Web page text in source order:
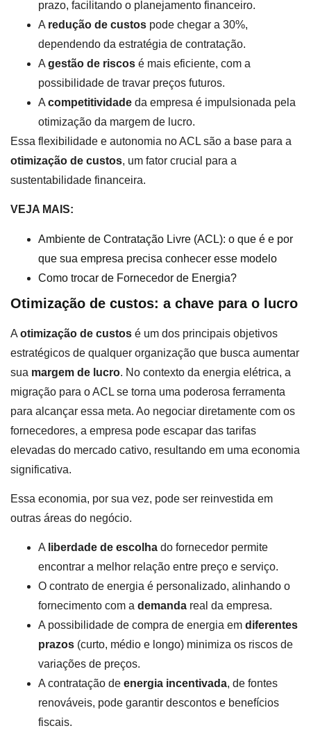
prazo, facilitando o planejamento financeiro.
A redução de custos pode chegar a 30%,
dependendo da estratégia de contratação.
A gestão de riscos é mais eficiente, com a
possibilidade de travar preços futuros.
A competitividade da empresa é impulsionada pela
otimização da margem de lucro.
Essa flexibilidade e autonomia no ACL são a base para a
otimização de custos, um fator crucial para a
sustentabilidade financeira.
VEJA MAIS:
Ambiente de Contratação Livre (ACL): o que é e por
que sua empresa precisa conhecer esse modelo
Como trocar de Fornecedor de Energia?
Otimização de custos: a chave para o lucro
A otimização de custos é um dos principais objetivos
estratégicos de qualquer organização que busca aumentar
sua margem de lucro. No contexto da energia elétrica, a
migração para o ACL se torna uma poderosa ferramenta
para alcançar essa meta. Ao negociar diretamente com os
fornecedores, a empresa pode escapar das tarifas
elevadas do mercado cativo, resultando em uma economia
significativa.
Essa economia, por sua vez, pode ser reinvestida em
outras áreas do negócio.
A liberdade de escolha do fornecedor permite
encontrar a melhor relação entre preço e serviço.
O contrato de energia é personalizado, alinhando o
fornecimento com a demanda real da empresa.
A possibilidade de compra de energia em diferentes
prazos (curto, médio e longo) minimiza os riscos de
variações de preços.
A contratação de energia incentivada, de fontes
renováveis, pode garantir descontos e benefícios
fiscais.